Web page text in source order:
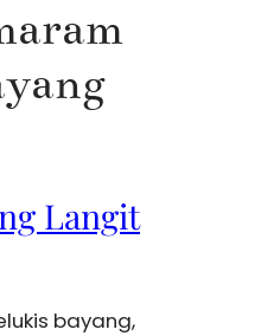
Langit
bayang,